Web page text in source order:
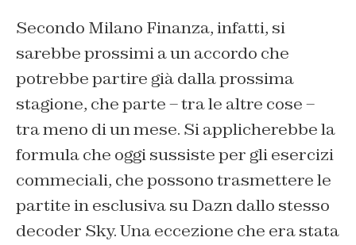
Secondo Milano Finanza, infatti, si
sarebbe prossimi a un accordo che
potrebbe partire già dalla prossima
stagione, che parte – tra le altre cose –
tra meno di un mese. Si applicherebbe la
formula che oggi sussiste per gli esercizi
commeciali, che possono trasmettere le
partite in esclusiva su Dazn dallo stesso
decoder Sky. Una eccezione che era stata